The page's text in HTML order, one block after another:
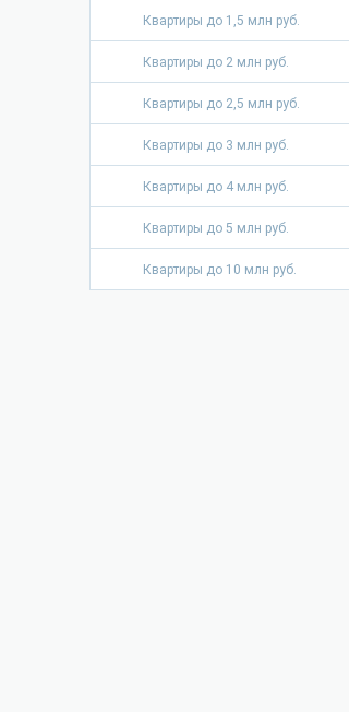
Квартиры до 1,5 млн руб.
Квартиры до 2 млн руб.
Квартиры до 2,5 млн руб.
Квартиры до 3 млн руб.
Квартиры до 4 млн руб.
Квартиры до 5 млн руб.
Квартиры до 10 млн руб.